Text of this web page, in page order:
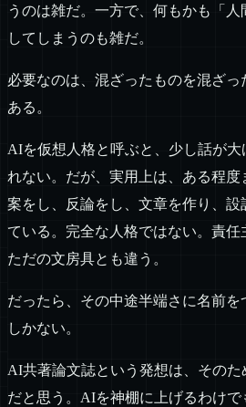
うのは雑だ。一方で、何もかも「
してしまうのも雑だ。
必要なのは、混ざったものを混ざ
ある。
AIを仮想人格と呼ぶと、少し話が大
れない。だが、実用上は、ある程
案をし、反論をし、文章を作り、設
ている。完全な人格ではない。責任
ただの文房具とも違う。
だったら、その中途半端さに名前を
しかない。
AI共著論文誌という発想は、その
だと思う。AIを神棚に上げるわけで